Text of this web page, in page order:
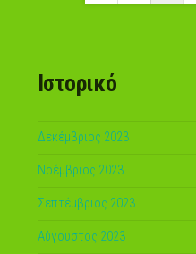
Ιστορικό
Δεκέμβριος 2023
Νοέμβριος 2023
Σεπτέμβριος 2023
Αύγουστος 2023